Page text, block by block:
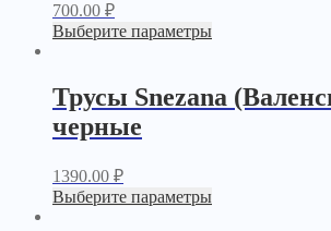
700.00 ₽
Выберите параметры
Трусы Snezana
черные
1390.00 ₽
Выберите параметры